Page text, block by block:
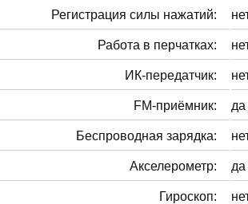
Регистрация силы нажатий:
Работа в перчатках:
ИК-передатчик:
FM-приёмник: да
Беспроводная зарядка:
Акселерометр: да
Гироскоп: